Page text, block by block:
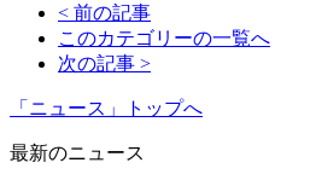
< 前の記事
このカテゴリーの一覧へ
次の記事 >
「ニュース」トップへ
最新のニュース